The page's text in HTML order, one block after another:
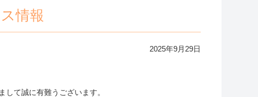
情報
2025年9月 29日
て誠に有難うございます。